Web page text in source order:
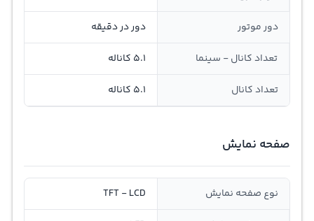
دور موتور دور در دقیقه
تعداد کانال - سینما 5.1 کاناله
تعداد کانال 5.1 کاناله
صفحه نمایش
نوع صفحه نمایش TFT - LCD